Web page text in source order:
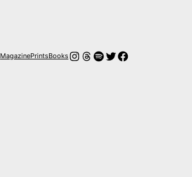
MagazinePrintsBooksInstagram
Threads
Spotify
Twitter
Facebook